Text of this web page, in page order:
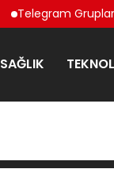
Telegram
SAĞLIK